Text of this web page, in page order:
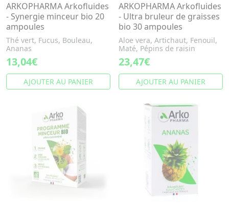
ARKOPHARMA Arkofluides
- Synergie minceur bio 20
ampoules
Thé vert, Fucus, Bouleau,
Ananas
13,04€
AJOUTER AU PANIER
ARKOPHARMA Arkofluides
- Ultra bruleur de graisses
bio 30 ampoules
Aloe vera, Artichaut, Fenouil,
Maté, Pépins de raisin
23,47€
AJOUTER AU PANIER